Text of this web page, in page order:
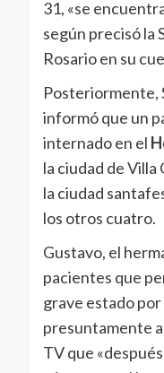
31, «se
según precisó la
Rosario en su
Posteriormente,
informó que un
internado en el
la ciudad de Villa
la ciudad
los otros cuatro.
Gustavo, el
pacientes que
grave estado
presuntamente
TV que